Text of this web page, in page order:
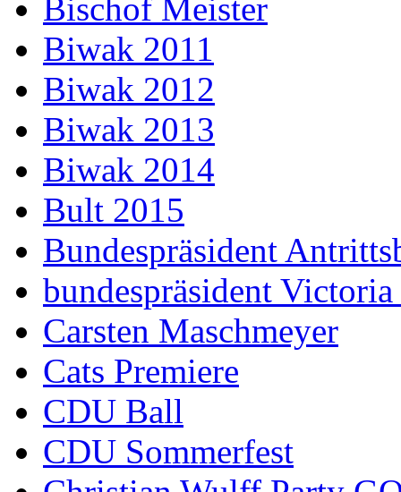
Bischof Meister
Biwak 2011
Biwak 2012
Biwak 2013
Biwak 2014
Bult 2015
Bundespräsident
bundespräsident
Carsten Maschmeyer
Cats Premiere
CDU Ball
CDU Sommerfest